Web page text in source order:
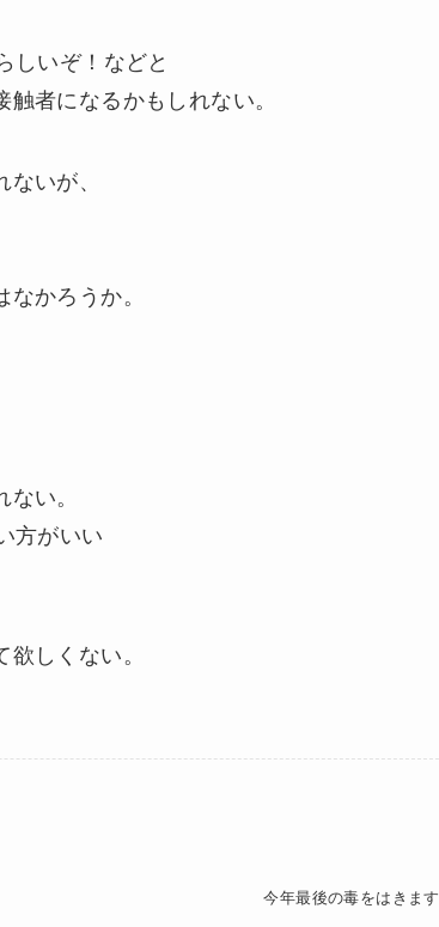
しいぞ！などと
者になるかもしれない。
いが、
かろうか。
い。
方がいい
しくない。
今年最後の毒をはきます